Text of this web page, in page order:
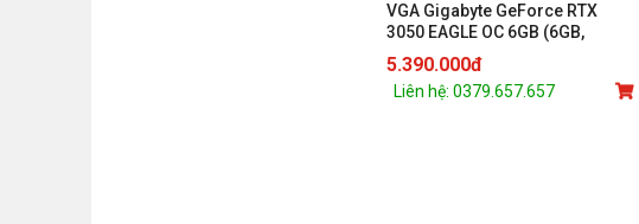
VGA Gigabyte GeForce RTX
3050 EAGLE OC 6GB (6GB,
GDDR6, 96bit, HDMI /
DisplayPort)
5.390.000đ
Liên hệ: 0379.657.657